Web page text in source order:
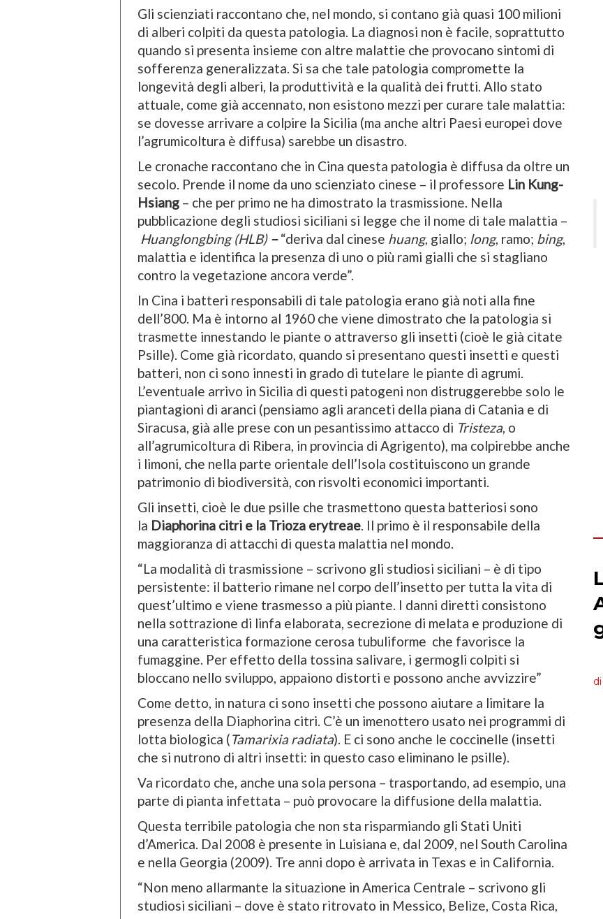
Gli scienziati raccontano che, nel mondo, si contano già quasi 100 milioni
di alberi colpiti da questa patologia. La diagnosi non è facile, soprattutto
quando si presenta insieme con altre malattie che provocano sintomi di
sofferenza generalizzata. Si sa che tale patologia compromette la
longevità degli alberi, la produttività e la qualità dei frutti. Allo stato
attuale, come già accennato, non esistono mezzi per curare tale malattia:
se dovesse arrivare a colpire la Sicilia (ma anche altri Paesi europei dove
l’agrumicoltura è diffusa) sarebbe un disastro.
Le cronache raccontano che in Cina questa patologia è diffusa da oltre un
secolo. Prende il nome da uno scienziato cinese – il professore Lin Kung-
Hsiang – che per primo ne ha dimostrato la trasmissione. Nella
pubblicazione degli studiosi siciliani si legge che il nome di tale malattia –
Huanglongbing (HLB)–“deriva dal cinese huang, giallo; long, ramo; bing,
malattia e identifica la presenza di uno o più rami gialli che si stagliano
contro la vegetazione ancora verde”.
In Cina i batteri responsabili di tale patologia erano già noti alla fine
dell’800. Ma è intorno al 1960 che viene dimostrato che la patologia si
trasmette innestando le piante o attraverso gli insetti (cioè le già citate
Psille). Come già ricordato, quando si presentano questi insetti e questi
batteri, non ci sono innesti in grado di tutelare le piante di agrumi.
L’eventuale arrivo in Sicilia di questi patogeni non distruggerebbe solo le
piantagioni di aranci (pensiamo agli aranceti della piana di Catania e di
Siracusa, già alle prese con un pesantissimo attacco di Tristeza, o
all’agrumicoltura di Ribera, in provincia di Agrigento), ma colpirebbe anche
i limoni, che nella parte orientale dell’Isola costituiscono un grande
patrimonio di biodiversità, con risvolti economici importanti.
Gli insetti, cioè le due psille che trasmettono questa batteriosi sono
la Diaphorina citri e la Trioza erytreae. Il primo è il responsabile della
maggioranza di attacchi di questa malattia nel mondo.
“La modalità di trasmissione – scrivono gli studiosi siciliani – è di tipo
persistente: il batterio rimane nel corpo dell’insetto per tutta la vita di
quest’ultimo e viene trasmesso a più piante. I danni diretti consistono
nella sottrazione di linfa elaborata, secrezione di melata e produzione di
una caratteristica formazione cerosa tubuliforme che favorisce la
fumaggine. Per effetto della tossina salivare, i germogli colpiti si
bloccano nello sviluppo, appaiono distorti e possono anche avvizzire”
Come detto, in natura ci sono insetti che possono aiutare a limitare la
presenza della Diaphorina citri. C’è un imenottero usato nei programmi di
lotta biologica (Tamarixia radiata). E ci sono anche le coccinelle (insetti
che si nutrono di altri insetti: in questo caso eliminano le psille).
Va ricordato che, anche una sola persona – trasportando, ad esempio, una
parte di pianta infettata – può provocare la diffusione della malattia.
Questa terribile patologia che non sta risparmiando gli Stati Uniti
d’America. Dal 2008 è presente in Luisiana e, dal 2009, nel South Carolina
e nella Georgia (2009). Tre anni dopo è arrivata in Texas e in California.
“Non meno allarmante la situazione in America Centrale – scrivono gli
studiosi siciliani – dove è stato ritrovato in Messico, Belize, Costa Rica,